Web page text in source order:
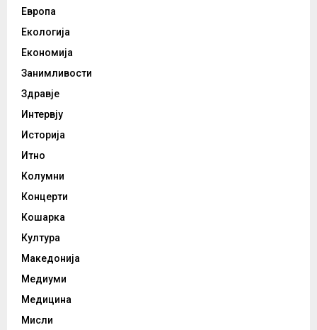
Европа
Екологија
Економија
Занимливости
Здравје
Интервју
Историја
Итно
Колумни
Концерти
Кошарка
Култура
Македонија
Медиуми
Медицина
Мисли